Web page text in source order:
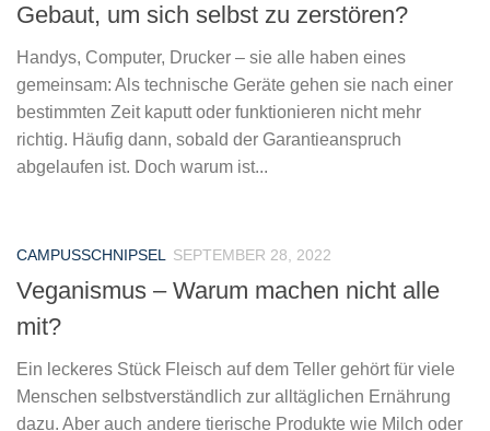
Gebaut, um sich selbst zu zerstören?
Handys, Computer, Drucker – sie alle haben eines
gemeinsam: Als technische Geräte gehen sie nach einer
bestimmten Zeit kaputt oder funktionieren nicht mehr
richtig. Häufig dann, sobald der Garantieanspruch
abgelaufen ist. Doch warum ist...
CAMPUSSCHNIPSEL SEPTEMBER 28, 2022
Veganismus – Warum machen nicht alle
mit?
Ein leckeres Stück Fleisch auf dem Teller gehört für viele
Menschen selbstverständlich zur alltäglichen Ernährung
dazu. Aber auch andere tierische Produkte wie Milch oder